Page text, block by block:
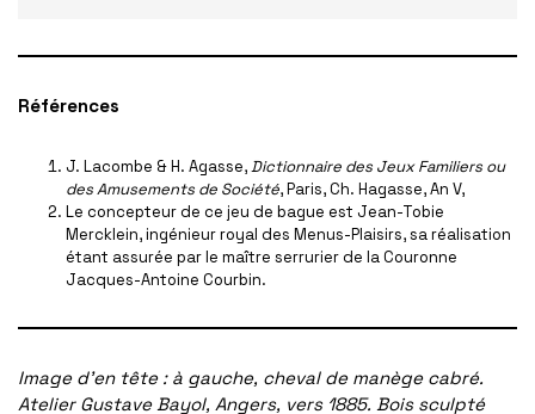
Références
J. Lacombe & H. Agasse,Dictionnaire des Jeux Familiers ou
des Amusements de Société, Paris, Ch. Hagasse, An V,
Le concepteur de ce jeu de bague est Jean-Tobie
Mercklein, ingénieur royal des Menus-Plaisirs, sa réalisation
étant assurée par le maître serrurier de la Couronne
Jacques-Antoine Courbin.
Image d’en tête : à gauche, cheval de manège cabré.
Atelier Gustave Bayol, Angers, vers 1885. Bois sculpté